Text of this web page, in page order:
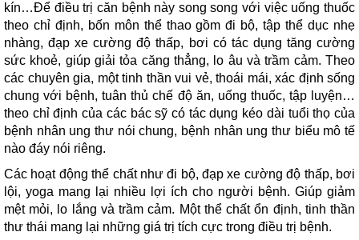
kín…Để điều trị căn bệnh này song song với việc uống thuốc
theo chỉ định, bốn môn thể thao gồm đi bộ, tập thể dục nhẹ
nhàng, đạp xe cường độ thấp, bơi có tác dụng tăng cường
sức khoẻ, giúp giải tỏa căng thẳng, lo âu và trầm cảm. Theo
các chuyên gia, một tinh thần vui vẻ, thoái mái, xác định sống
chung với bệnh, tuân thủ chế độ ăn, uống thuốc, tập luyện…
theo chỉ định của các bác sỹ có tác dụng kéo dài tuổi thọ của
bệnh nhân ung thư nói chung, bệnh nhân ung thư biểu mô tế
nào đáy nói riêng.
Các hoạt động thể chất như đi bộ, đạp xe cường độ thấp, bơi
lội, yoga mang lại nhiều lợi ích cho người bệnh. Giúp giảm
mệt mỏi, lo lắng và trầm cảm. Một thể chất ổn định, tinh thần
thư thái mang lại những giá trị tích cực trong điều trị bệnh.